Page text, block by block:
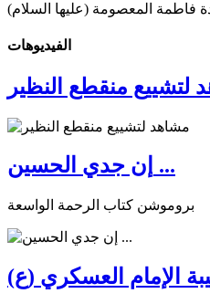
فاطمة المعصومة (عليها السلام)
الفیدیوهات
لتشييع منقطع النظير
إن جدي الحسين ...
بروموشن كتاب الرحمة الواسعة
الإمام العسكري (ع)